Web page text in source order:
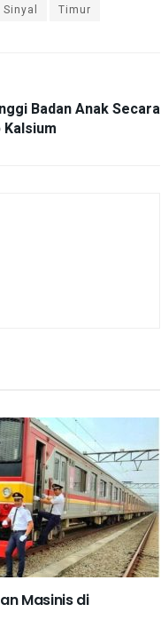
Sinyal Timur
Badan Anak Secara
Masinis di